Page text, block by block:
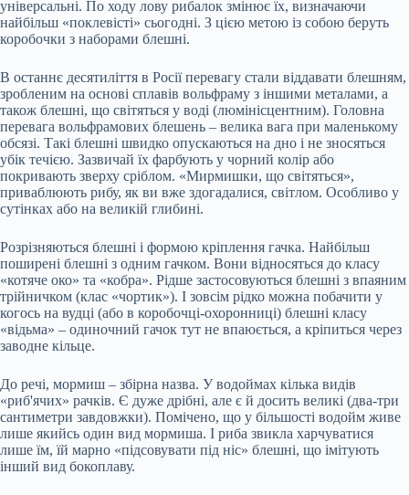
універсальні. По ходу лову рибалок змінює їх, визначаючи
найбільш «поклевісті» сьогодні. З цією метою із собою беруть
коробочки з наборами блешні.
В останнє десятиліття в Росії перевагу стали віддавати блешням,
зробленим на основі сплавів вольфраму з іншими металами, а
також блешні, що світяться у воді (люмінісцентним). Головна
перевага вольфрамових блешень – велика вага при маленькому
обсязі. Такі блешні швидко опускаються на дно і не зносяться
убік течією. Зазвичай їх фарбують у чорний колір або
покривають зверху сріблом. «Мирмишки, що світяться»,
приваблюють рибу, як ви вже здогадалися, світлом. Особливо у
сутінках або на великій глибині.
Розрізняються блешні і формою кріплення гачка. Найбільш
поширені блешні з одним гачком. Вони відносяться до класу
«котяче око» та «кобра». Рідше застосовуються блешні з впаяним
трійничком (клас «чортик»). І зовсім рідко можна побачити у
когось на вудці (або в коробочці-охоронниці) блешні класу
«відьма» – одиночний гачок тут не впаюється, а кріпиться через
заводне кільце.
До речі, мормиш – збірна назва. У водоймах кілька видів
«риб'ячих» рачків. Є дуже дрібні, але є й досить великі (два-три
сантиметри завдовжки). Помічено, що у більшості водойм живе
лише якийсь один вид мормиша. І риба звикла харчуватися
лише їм, їй марно «підсовувати під ніс» блешні, що імітують
інший вид бокоплаву.